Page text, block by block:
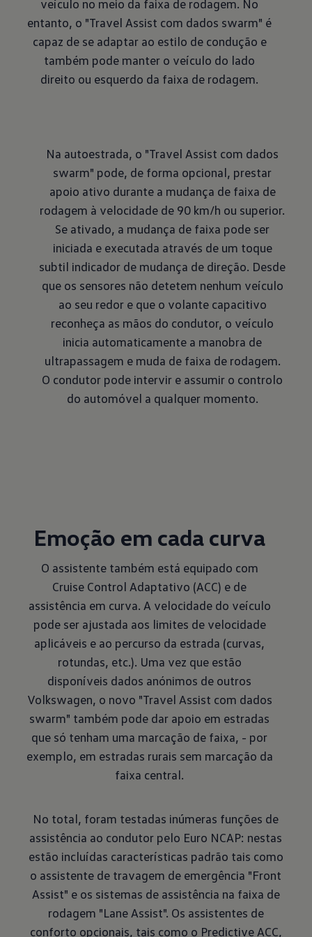
veículo no meio da faixa de rodagem. No
entanto, o "Travel Assist com dados swarm" é
capaz de se adaptar ao estilo de condução e
também pode manter o veículo do lado
direito ou esquerdo da faixa de rodagem.
Na autoestrada, o "Travel Assist com dados
swarm" pode, de forma opcional, prestar
apoio ativo durante a mudança de faixa de
rodagem à velocidade de 90 km/h ou superior.
Se ativado, a mudança de faixa pode ser
iniciada e executada através de um toque
subtil indicador de mudança de direção. Desde
que os sensores não detetem nenhum veículo
ao seu redor e que o volante capacitivo
reconheça as mãos do condutor, o veículo
inicia automaticamente a manobra de
ultrapassagem e muda de faixa de rodagem.
O condutor pode intervir e assumir o controlo
do automóvel a qualquer momento.
Emoção em cada curva
O assistente também está equipado com
Cruise Control Adaptativo (ACC) e de
assistência em curva. A velocidade do veículo
pode ser ajustada aos limites de velocidade
aplicáveis e ao percurso da estrada (curvas,
rotundas, etc.). Uma vez que estão
disponíveis dados anónimos de outros
Volkswagen, o novo "Travel Assist com dados
swarm" também pode dar apoio em estradas
que só tenham uma marcação de faixa, - por
exemplo, em estradas rurais sem marcação da
faixa central.
No total, foram testadas inúmeras funções de
assistência ao condutor pelo Euro NCAP: nestas
estão incluídas características padrão tais como
o assistente de travagem de emergência "Front
Assist" e os sistemas de assistência na faixa de
rodagem "Lane Assist". Os assistentes de
conforto opcionais, tais como o Predictive ACC,